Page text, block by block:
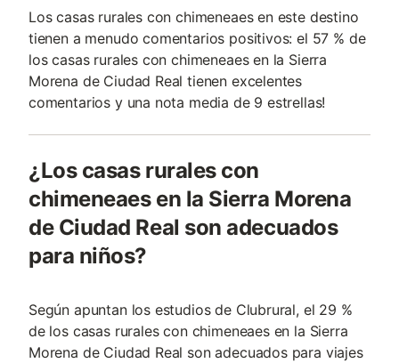
Los casas rurales con chimeneaes en este destino
tienen a menudo comentarios positivos: el 57 % de
los casas rurales con chimeneaes en la Sierra
Morena de Ciudad Real tienen excelentes
comentarios y una nota media de 9 estrellas!
¿Los casas rurales con
chimeneaes en la Sierra Morena
de Ciudad Real son adecuados
para niños?
Según apuntan los estudios de Clubrural, el 29 %
de los casas rurales con chimeneaes en la Sierra
Morena de Ciudad Real son adecuados para viajes